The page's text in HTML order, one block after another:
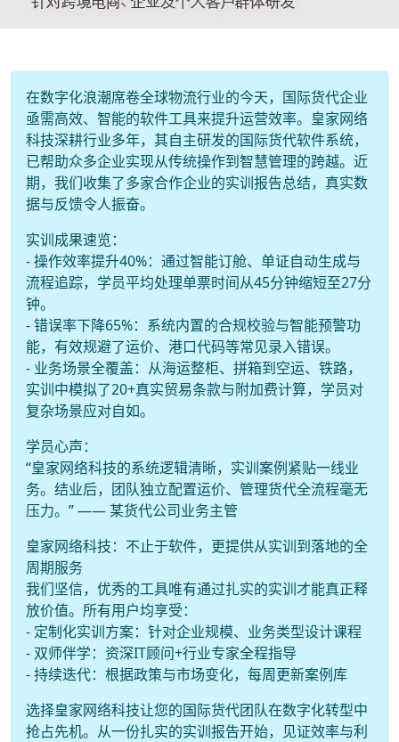
在数字化浪潮席卷全球物流行业的今天，国际货代企业
亟需高效、智能的软件工具来提升运营效率。皇家网络
科技深耕行业多年，其自主研发的国际货代软件系统，
已帮助众多企业实现从传统操作到智慧管理的跨越。近
期，我们收集了多家合作企业的实训报告总结，真实数
据与反馈令人振奋。
实训成果速览：
- 操作效率提升40%：通过智能订舱、单证自动生成与
流程追踪，学员平均处理单票时间从45分钟缩短至27分
钟。
- 错误率下降65%：系统内置的合规校验与智能预警功
能，有效规避了运价、港口代码等常见录入错误。
- 业务场景全覆盖：从海运整柜、拼箱到空运、铁路，
实训中模拟了20+真实贸易条款与附加费计算，学员对
复杂场景应对自如。
学员心声：
“皇家网络科技的系统逻辑清晰，实训案例紧贴一线业
务。结业后，团队独立配置运价、管理货代全流程毫无
压力。” —— 某货代公司业务主管
皇家网络科技：不止于软件，更提供从实训到落地的全
周期服务
我们坚信，优秀的工具唯有通过扎实的实训才能真正释
放价值。所有用户均享受：
- 定制化实训方案：针对企业规模、业务类型设计课程
- 双师伴学：资深IT顾问+行业专家全程指导
- 持续迭代：根据政策与市场变化，每周更新案例库
选择皇家网络科技让您的国际货代团队在数字化转型中
抢占先机。从一份扎实的实训报告开始，见证效率与利